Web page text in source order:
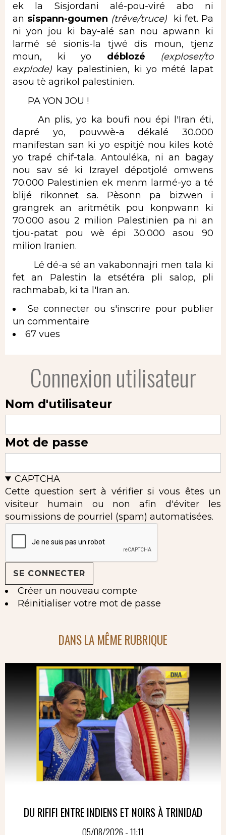
ek la Sisjordani alé-pou-viré abo ni
an sispann-goumen (trêve/truce)
ki fet. Pa
ni yon jou ki bay-alé san nou apwann ki
larmé sé sionis-la tjwé dis moun, tjenz
moun, ki yo déblozé (exploser/to
explode) kay palestinien, ki yo mété lapat
asou tè agrikol palestinien.
PA YON JOU !
An plis, yo ka boufi nou épi l'Iran éti,
dapré yo, pouvwè-a dékalé 30.000
manifestan san ki yo espitjé nou kiles koté
yo trapé chif-tala. Antouléka, ni an bagay
nou sav sé ki Izrayel dépotjolé omwens
70.000 Palestinien ek menm larmé-yo a té
blijé rikonnet sa. Pèsonn pa bizwen i
grangrek an aritmétik pou konpwann ki
70.000 asou 2 milion Palestinien pa ni an
tjou-patat pou wè épi 30.000 asou 90
milion Iranien.
Lé dé-a sé an vakabonnajri men tala ki
fet an Palestin la etsétéra pli salop, pli
rachmabab, ki ta l'Iran an.
Se connecter ou s'inscrire pour publier
un commentaire
67 vues
Connexion utilisateur
Nom d'utilisateur
Mot de passe
CAPTCHA
Cette question sert à vérifier si vous êtes un
visiteur humain ou non afin d'éviter les
soumissions de pourriel (spam) automatisées.
Créer un nouveau compte
Réinitialiser votre mot de passe
DANS LA MÊME RUBRIQUE
DU RIFIFI ENTRE INDIENS ET NOIRS À TRINIDAD
05/08/2026 - 11:11